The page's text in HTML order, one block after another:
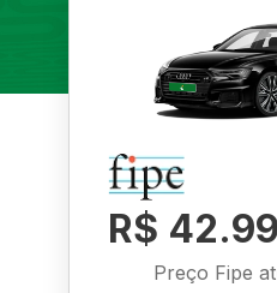
R$
Preço Fipe